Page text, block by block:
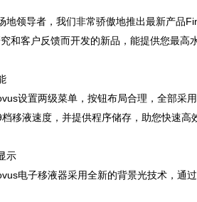
地领导者，我们非常骄傲地推出最新产品
和客户反馈而开发的新品，能提供您最高
设置两级菜单，按钮布局合理，全部采
移液速度，并提供程序储存，助您快速
示
电子移液器采用全新的背景光技术，通